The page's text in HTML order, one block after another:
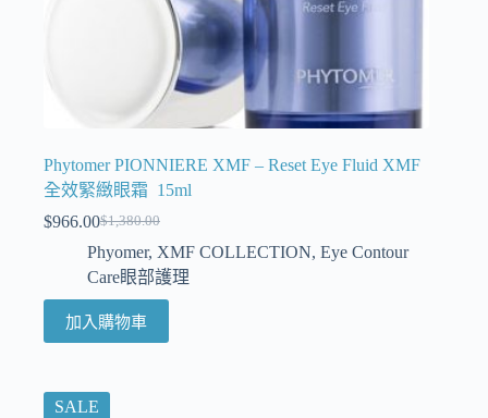
Phytomer PIONNIERE XMF – Reset Eye Fluid XMF
全效緊緻眼霜 15ml
$1,380.00
$966.00
Phyomer, XMF COLLECTION, Eye Contour
Care眼部護理
加入購物車
SALE